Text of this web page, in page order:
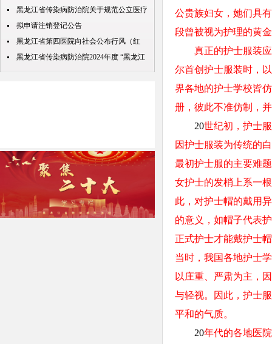
黑龙江省传染病防治院关于规范公立医疗
机构预交金管理工作实施情况的通知
拟申请注销登记公告
黑龙江省第四医院向社会公布行风（红
包） 问题投诉举报电话
黑龙江省传染病防治院2024年度 “黑龙江
人才周”公开招聘 拟录取人员名单公示
公贵族妇女，她们具
段曾被视为护理的黄
真正的护士服装应
尔首创护士服装时，以
界各地的护士学校皆
册，彼此不准仿制，
20世纪初，护士
因护士服装为传统的
最初护士服的主要难
女护士的发梢上系一
此，对护士帽的戴用
的意义，如帽子代表
正式护士才能戴护士
当时，我国各地护士
以庄重、严肃为主，
与轻视。因此，护士
平和的气质。
20年代的各地医